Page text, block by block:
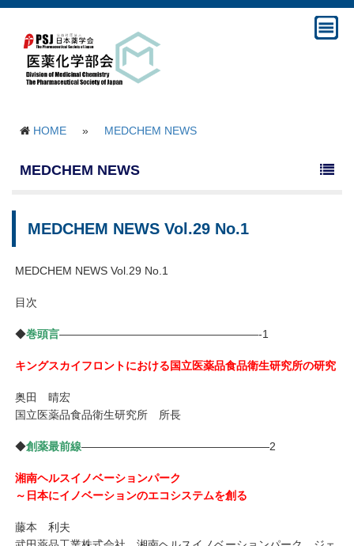
HOME » MEDCHEM NEWS
MEDCHEM NEWS
MEDCHEM NEWS Vol.29 No.1
MEDCHEM NEWS Vol.29 No.1
目次
◆巻頭言——————————————————-1
キングスカイフロントにおける国立医薬品食品衛生研究所の研究
奥田 晴宏
国立医薬品食品衛生研究所 所長
◆創薬最前線—————————————————2
湘南ヘルスイノベーションパーク
～日本にイノベーションのエコシステムを創る
藤本 利夫